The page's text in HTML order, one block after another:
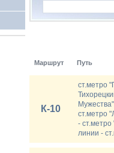
Маршрут Путь
К-10
ст.метро
ст.метро
-
линии -